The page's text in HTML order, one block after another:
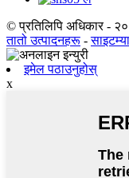
© प्रतिलिपि अधिकार -
तातो उत्पादनहरू -
इमेल पठाउनुहोस्
x